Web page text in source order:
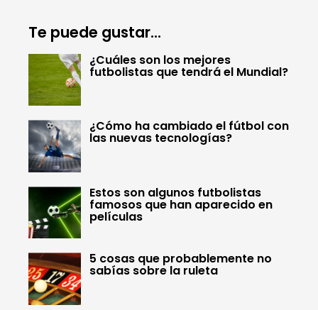
Te puede gustar...
¿Cuáles son los mejores
futbolistas que tendrá el Mundial?
¿Cómo ha cambiado el fútbol con
las nuevas tecnologías?
Estos son algunos futbolistas
famosos que han aparecido en
películas
5 cosas que probablemente no
sabías sobre la ruleta